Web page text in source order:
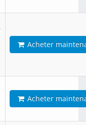
Acheter
Acheter